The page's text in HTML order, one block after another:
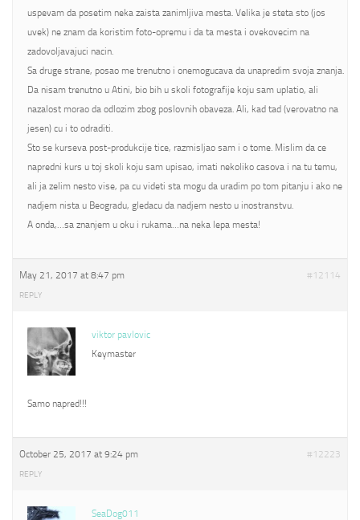
uspevam da posetim neka zaista zanimljiva mesta. Velika je steta sto (jos
uvek) ne znam da koristim foto-opremu i da ta mesta i ovekovecim na
zadovoljavajuci nacin.
Sa druge strane, posao me trenutno i onemogucava da unapredim svoja znanja.
Da nisam trenutno u Atini, bio bih u skoli fotografije koju sam uplatio, ali
nazalost morao da odlozim zbog poslovnih obaveza. Ali, kad tad (verovatno na
jesen) cu i to odraditi.
Sto se kurseva post-produkcije tice, razmisljao sam i o tome. Mislim da ce
napredni kurs u toj skoli koju sam upisao, imati nekoliko casova i na tu temu,
ali ja zelim nesto vise, pa cu videti sta mogu da uradim po tom pitanju i ako ne
nadjem nista u Beogradu, gledacu da nadjem nesto u inostranstvu.
A onda,…sa znanjem u oku i rukama…na neka lepa mesta!
May 21, 2017 at 8:47 pm #12114
REPLY
viktor pavlovic
Keymaster
Samo napred!!!
October 25, 2017 at 9:24 pm #12223
REPLY
SeaDog011